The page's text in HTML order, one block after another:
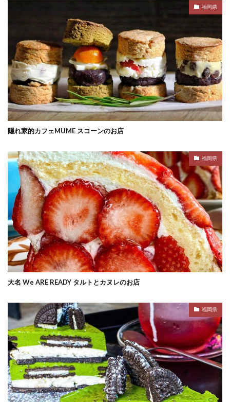
福岡県
隠れ家的カフェMUME スコーンのお店
福岡県
大名 We ARE READY タルトとカヌレのお店
福岡県